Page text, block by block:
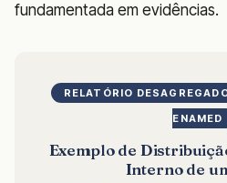
fundamentada em evidências.
RELATÓRIO
ENAMED
Exemplo de
Interno de